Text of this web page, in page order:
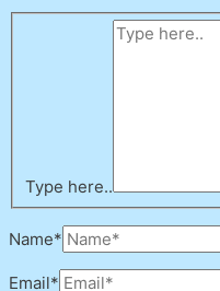
Type here..
Name*
Email*